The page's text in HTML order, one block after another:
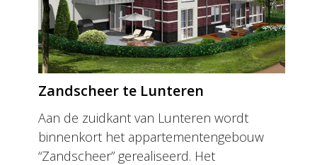
Zandscheer te Lunteren
Aan de zuidkant van Lunteren wordt
binnenkort het appartementengebouw
“Zandscheer” gerealiseerd. Het